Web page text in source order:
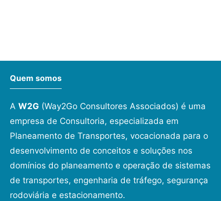
Quem somos
A W2G (Way2Go Consultores Associados) é uma
empresa de Consultoria, especializada em
Planeamento de Transportes, vocacionada para o
desenvolvimento de conceitos e soluções nos
domínios do planeamento e operação de sistemas
de transportes, engenharia de tráfego, segurança
rodoviária e estacionamento.